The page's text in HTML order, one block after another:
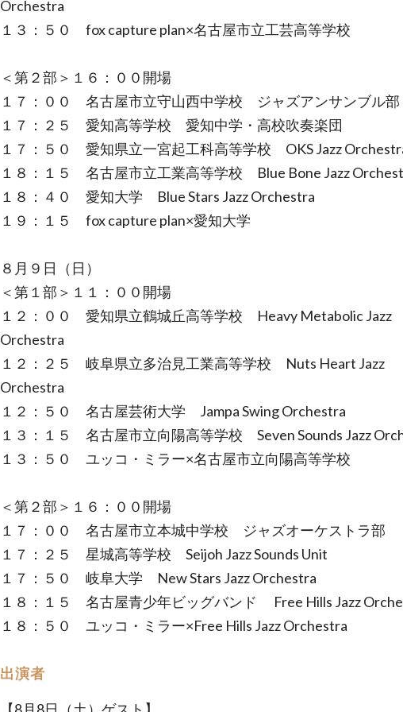
Orchestra
１３：５０ fox capture plan×名古屋市立工芸高等学校
＜第２部＞１６：００開場
１７：００ 名古屋市立守山西中学校 ジャズアンサンブル部
１７：２５ 愛知高等学校 愛知中学・高校吹奏楽団
１７：５０ 愛知県立一宮起工科高等学校 OKS Jazz
１８：１５ 名古屋市立工業高等学校 Blue Bone Jazz
１８：４０ 愛知大学 Blue Stars Jazz Orchestra
１９：１５ fox capture plan×愛知大学
８月９日（日）
＜第１部＞１１：００開場
１２：００ 愛知県立鶴城丘高等学校 Heavy Metabolic Jazz
Orchestra
１２：２５ 岐阜県立多治見工業高等学校 Nuts Heart Jazz
Orchestra
１２：５０ 名古屋芸術大学 Jampa Swing Orchestra
１３：１５ 名古屋市立向陽高等学校 Seven Sounds Jazz
１３：５０ ユッコ・ミラー×名古屋市立向陽高等学校
＜第２部＞１６：００開場
１７：００ 名古屋市立本城中学校 ジャズオーケストラ部
１７：２５ 星城高等学校 Seijoh Jazz Sounds Unit
１７：５０ 岐阜大学 New Stars Jazz Orchestra
１８：１５ 名古屋青少年ビッグバンド Free Hills Jazz
１８：５０ ユッコ・ミラー×Free Hills Jazz Orchestra
出演者